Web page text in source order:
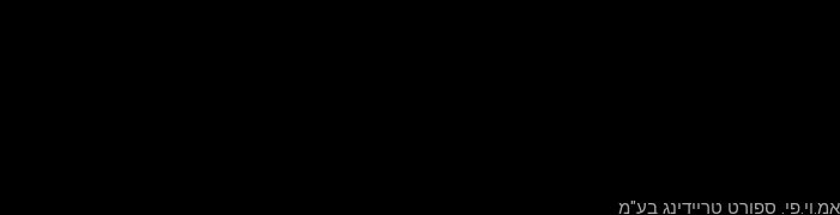
אמ.וי.פי. ספורט טריידינג בע"מ